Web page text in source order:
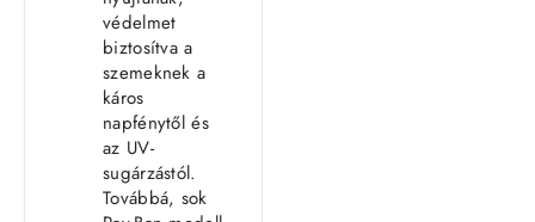
védelmet
biztosítva a
szemeknek a
káros
napfénytől és
az UV-
sugárzástól.
Továbbá, sok